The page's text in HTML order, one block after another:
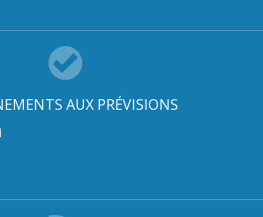
AUX PRÉVISIONS